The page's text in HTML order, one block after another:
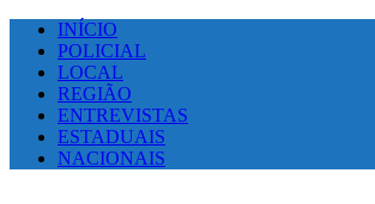
INÍCIO
POLICIAL
LOCAL
REGIÃO
ENTREVISTAS
ESTADUAIS
NACIONAIS